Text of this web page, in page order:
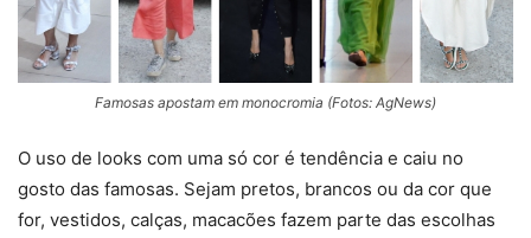
Famosas apostam em monocromia (Fotos: AgNews)
O uso de looks com uma só cor é tendência e caiu no
gosto das famosas. Sejam pretos, brancos ou da cor que
for, vestidos, calças, macacões fazem parte das escolhas